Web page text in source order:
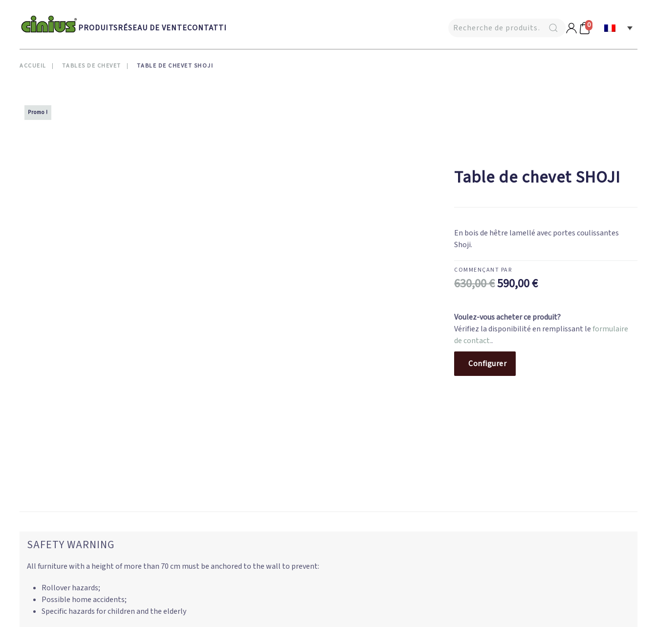
Skip to main contentPRODUITSRÉSEAU DE VENTECONTATTI 0
ACCUEIL TABLES DE CHEVET TABLE DE CHEVET SHOJI
Promo !
Table de chevet SHOJI
En bois de hêtre lamellé avec portes coulissantes
Shoji.
630,00€590,00€
Voulez-vous acheter ce produit?
Vérifiez la disponibilité en remplissant leformulaire
de contact..
Configurer
SAFETY WARNING
All furniture with a height of more than 70 cm must be anchored to the wall to prevent:
Rollover hazards;
Possible home accidents;
Specific hazards for children and the elderly